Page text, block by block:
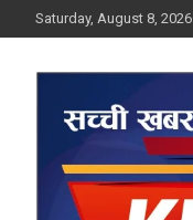
to
Saturday, August 8, 2026